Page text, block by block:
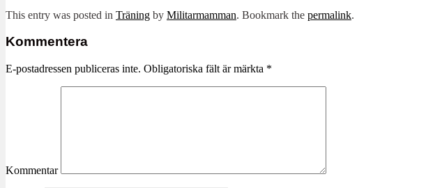
This entry was posted in Träning by Militarmamman. Bookmark the permalink.
Kommentera
E-postadressen publiceras inte. Obligatoriska fält är märkta *
Kommentar